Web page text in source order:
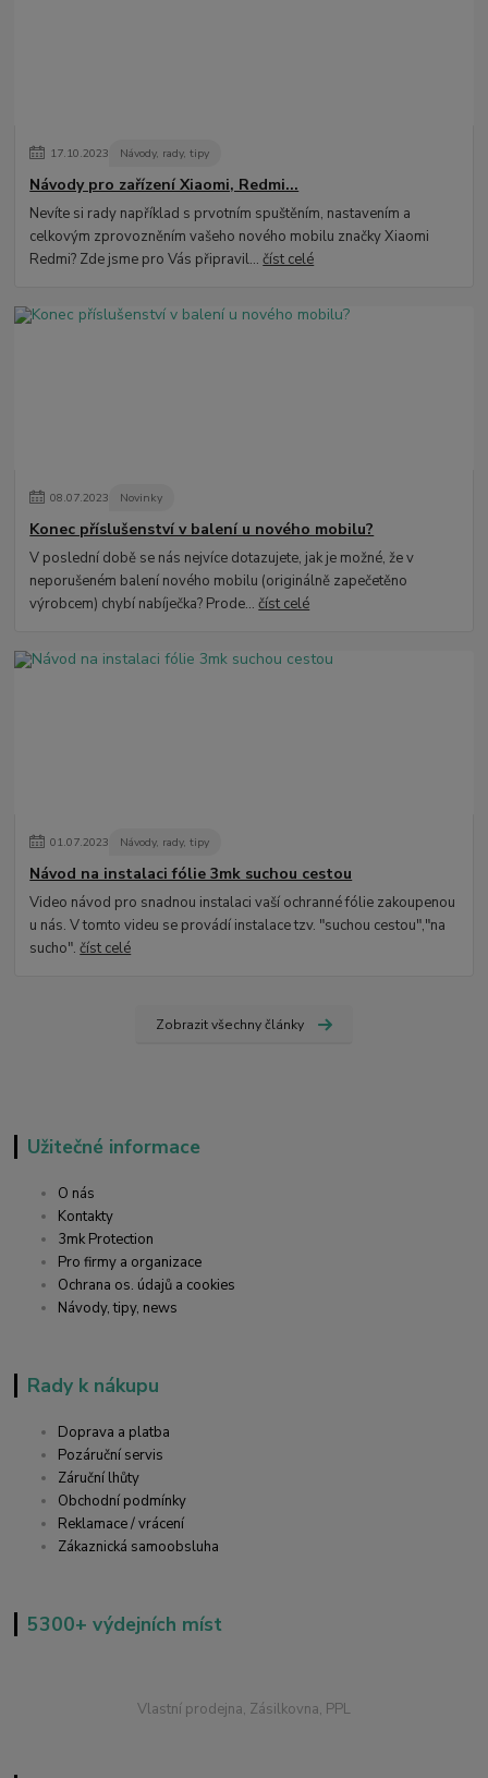
17.10.2023 Návody, rady, tipy
Návody pro zařízení Xiaomi, Redmi...
Nevíte si rady například s prvotním spuštěním, nastavením a
celkovým zprovozněním vašeho nového mobilu značky Xiaomi
Redmi? Zde jsme pro Vás připravil...číst celé
08.07.2023 Novinky
Konec příslušenství v balení u nového mobilu?
V poslední době se nás nejvíce dotazujete, jak je možné, že v
neporušeném balení nového mobilu (originálně zapečetěno
výrobcem) chybí nabíječka? Prode...číst celé
01.07.2023 Návody, rady, tipy
Návod na instalaci fólie 3mk suchou cestou
Video návod pro snadnou instalaci vaší ochranné fólie zakoupenou
u nás. V tomto videu se provádí instalace tzv. "suchou cestou","na
sucho".číst celé
Zobrazit všechny články
Užitečné informace
O nás
Kontakty
3mk Protection
Pro firmy a organizace
Ochrana os. údajů a cookies
Návody, tipy, news
Rady k nákupu
Doprava a platba
Pozáruční servis
Záruční lhůty
Obchodní podmínky
Reklamace / vrácení
Zákaznická samoobsluha
5300+ výdejních míst
Vlastní prodejna, Zásilkovna, PPL